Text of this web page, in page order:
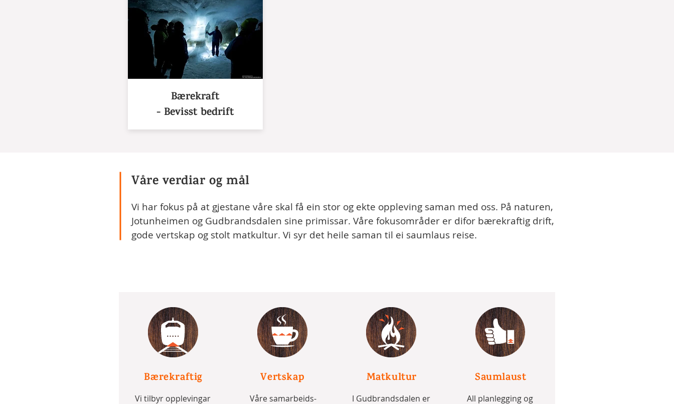
Bærekraft
- Bevisst bedrift
Våre verdiar og mål
Vi har fokus på at gjestane våre skal få ein stor og ekte oppleving saman med oss. På naturen,
Jotunheimen og Gudbrandsdalen sine primissar. Våre fokusområder er difor bærekraftig drift,
gode vertskap og stolt matkultur. Vi syr det heile saman til ei saumlaus reise.
Bærekraftig
Vi tilbyr opplevingar
Vertskap
Våre samarbeids-
Matkultur
I Gudbrandsdalen er
Saumlaust
All planlegging og